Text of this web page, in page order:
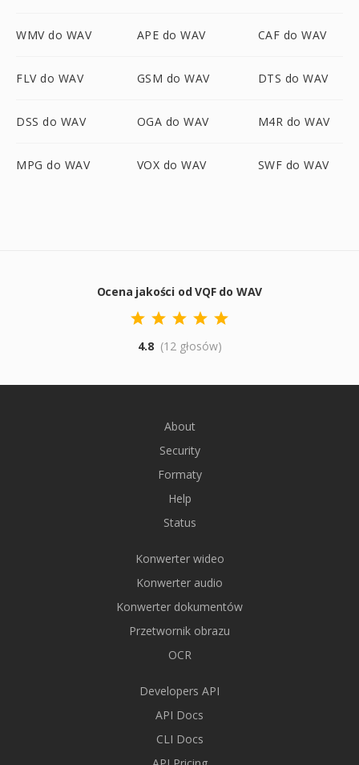
WMV do WAV APE do WAV CAF do WAV
FLV do WAV GSM do WAV DTS do WAV
DSS do WAV OGA do WAV M4R do WAV
MPG do WAV VOX do WAV SWF do WAV
Ocena jakości od VQF do WAV
4.8 (12 głosów)
About
Security
Formaty
Help
Status
Konwerter wideo
Konwerter audio
Konwerter dokumentów
Przetwornik obrazu
OCR
Developers API
API Docs
CLI Docs